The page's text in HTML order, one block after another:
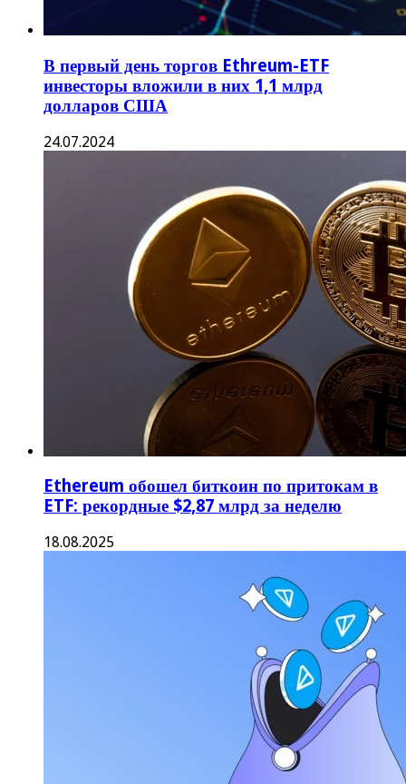
В первый день торгов Ethreum-ETF
инвесторы вложили в них 1,1 млрд
долларов США
24.07.2024
Ethereum обошел биткоин по притокам в
ETF: рекордные $2,87 млрд за неделю
18.08.2025